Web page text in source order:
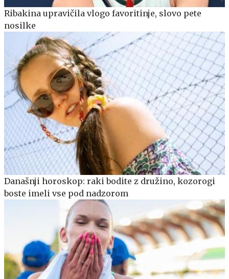
Ribakina upravičila vlogo favoritinje, slovo pete
nosilke
Današnji horoskop: raki bodite z družino, kozorogi
boste imeli vse pod nadzorom